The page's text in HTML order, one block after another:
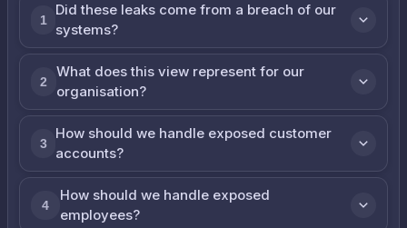
1
Did these leaks come from a breach of our
systems?
2
What does this view represent for our
organisation?
3
How should we handle exposed customer
accounts?
4
How should we handle exposed
employees?